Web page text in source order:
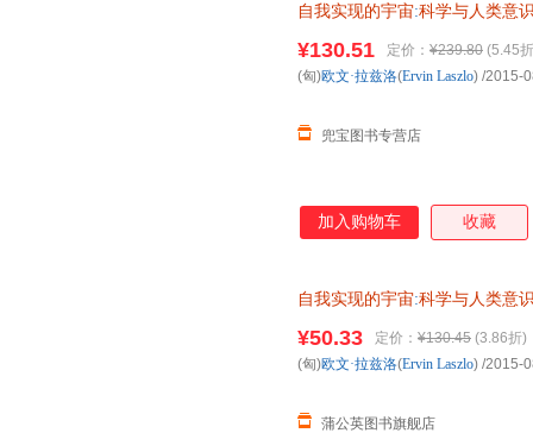
自我实现的宇宙:科学与人类意
¥130.51 定价： ¥239.80 (5.45
兜宝图书专营店
(匈)欧文·拉兹洛(Ervin Laszlo) /2015-
加入购物车 收藏
自我实现的宇宙:科学与人类意
流快捷，欢迎选购！】
¥50.33 定价： ¥130.45 (3.86折)
蒲公英图书旗舰店
(匈)欧文·拉兹洛(Ervin Laszlo) /2015-